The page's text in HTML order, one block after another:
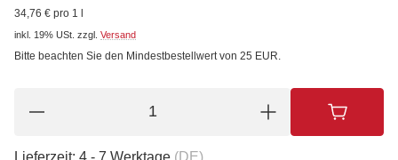
34,76 € pro 1 l
inkl. 19% USt. zzgl. Versand
Bitte beachten Sie den Mindestbestellwert von 25 EUR.
Lieferzeit: 4 - 7 Werktage (DE)